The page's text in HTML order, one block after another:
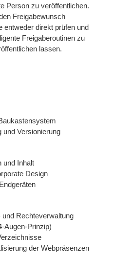
Person zu veröffentlichen.
Freigabewunsch
entweder direkt prüfen und
Freigaberoutinen zu
lassen.
und Versionierung
und Inhalt
Design
und Rechteverwaltung
Augen-Prinzip)
der Webpräsenzen